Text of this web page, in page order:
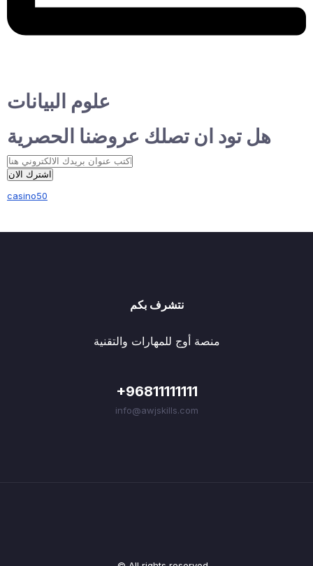
علوم البيانات
هل تود ان تصلك عروضنا الحصرية
اشترك الان
casino50
نتشرف بكم
منصة أوج للمهارات والتقنية
+96811111111
info@awjskills.com